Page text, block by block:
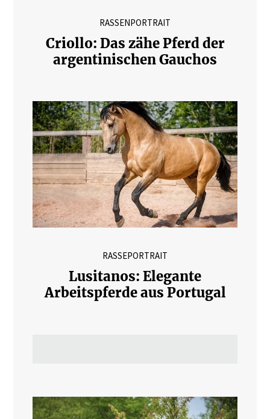
RASSENPORTRAIT
Criollo: Das zähe Pferd der
argentinischen Gauchos
RASSEPORTRAIT
Lusitanos: Elegante
Arbeitspferde aus Portugal